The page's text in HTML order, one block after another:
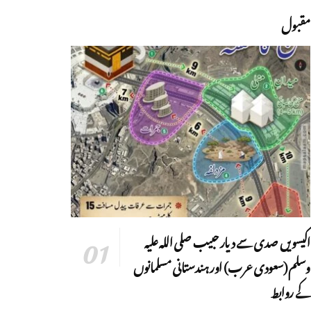
مقبول
اکیسویں صدی سے دیار حبیب صلی اللہ علیہ
وسلم (سعودی عرب) اور ہندستانی مسلمانوں
کے روابط